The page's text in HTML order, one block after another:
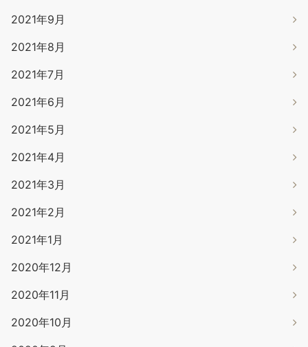
2021年9月
2021年8月
2021年7月
2021年6月
2021年5月
2021年4月
2021年3月
2021年2月
2021年1月
2020年12月
2020年11月
2020年10月